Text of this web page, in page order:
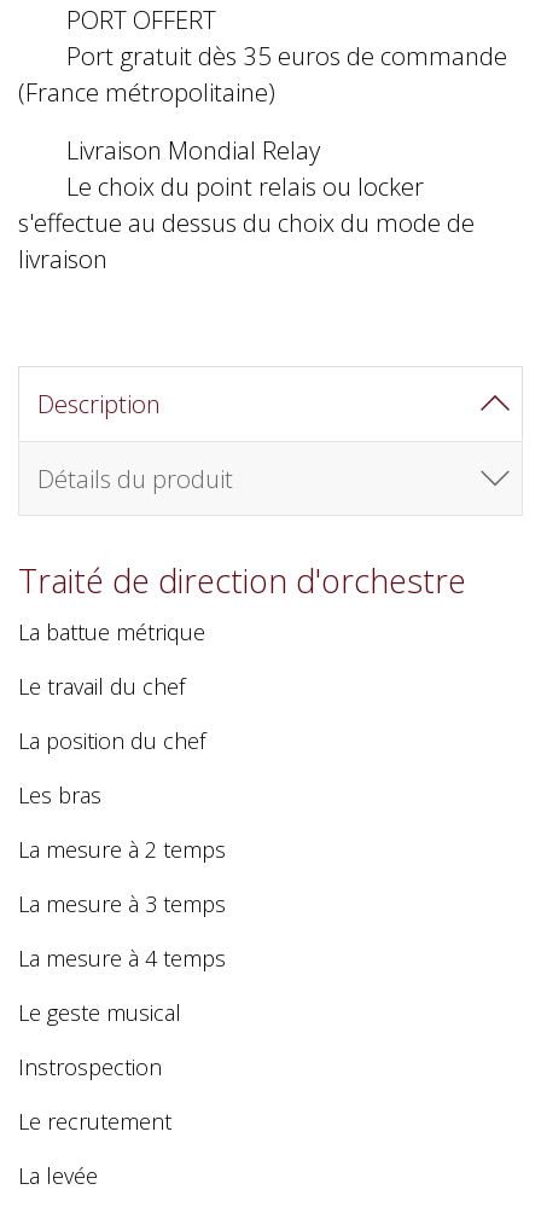
PORT OFFERT
Port gratuit dès 35 euros de commande
(France métropolitaine)
Livraison Mondial Relay
Le choix du point relais ou locker
s'effectue au dessus du choix du mode de
livraison
Description
Détails du produit
Traité de direction d'orchestre
La battue métrique
Le travail du chef
La position du chef
Les bras
La mesure à 2 temps
La mesure à 3 temps
La mesure à 4 temps
Le geste musical
Instrospection
Le recrutement
La levée